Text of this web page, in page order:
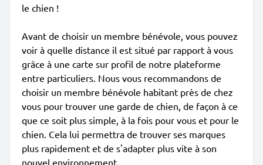
le chien !
Avant de choisir un membre bénévole, vous pouvez
voir à quelle distance il est situé par rapport à vous
grâce à une carte sur profil de notre plateforme
entre particuliers. Nous vous recommandons de
choisir un membre bénévole habitant près de chez
vous pour trouver une garde de chien, de façon à ce
que ce soit plus simple, à la fois pour vous et pour le
chien. Cela lui permettra de trouver ses marques
plus rapidement et de s'adapter plus vite à son
nouvel environnement.